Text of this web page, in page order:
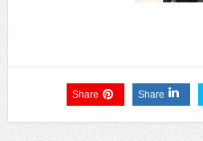
Share
Share